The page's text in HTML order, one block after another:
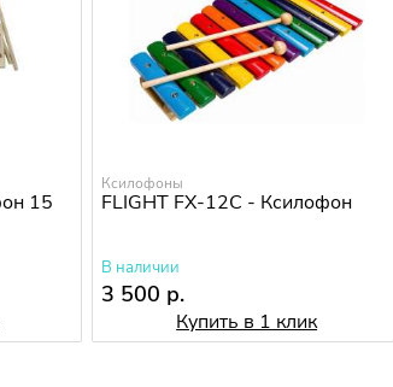
15
Ксилофоны
FLIGHT FX-12C - Ксилофон
В наличии
3 500 р.
Купить в 1 клик